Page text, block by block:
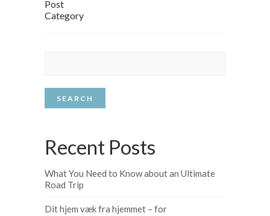
SEARCH
Recent Posts
What You Need to Know about an Ultimate
Road Trip
Dit hjem væk fra hjemmet – for